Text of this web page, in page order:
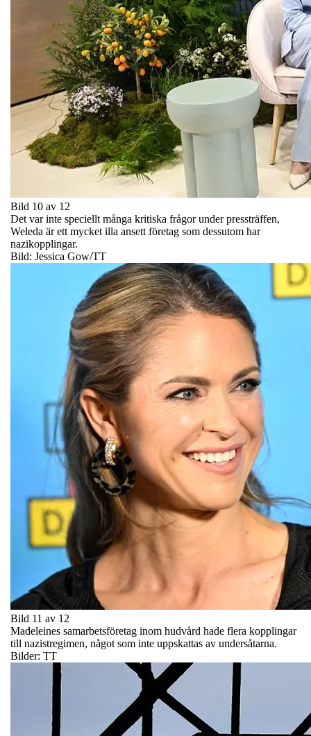
Bild 10 av 12
Det var inte speciellt många kritiska frågor under pressträffen,
Weleda är ett mycket illa ansett företag som dessutom har
nazikopplingar.
Bild: Jessica Gow/TT
Bild 11 av 12
Madeleines samarbetsföretag inom hudvård hade flera kopplingar
till nazistregimen, något som inte uppskattas av undersåtarna.
Bilder: TT